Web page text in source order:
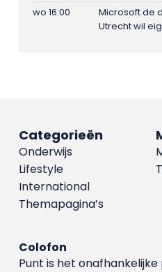
wo 16:00
Microsoft de
Utrecht wil
Categorieën
Onderwijs
Lifestyle
International
Themapagina’s
Colofon
Punt is het